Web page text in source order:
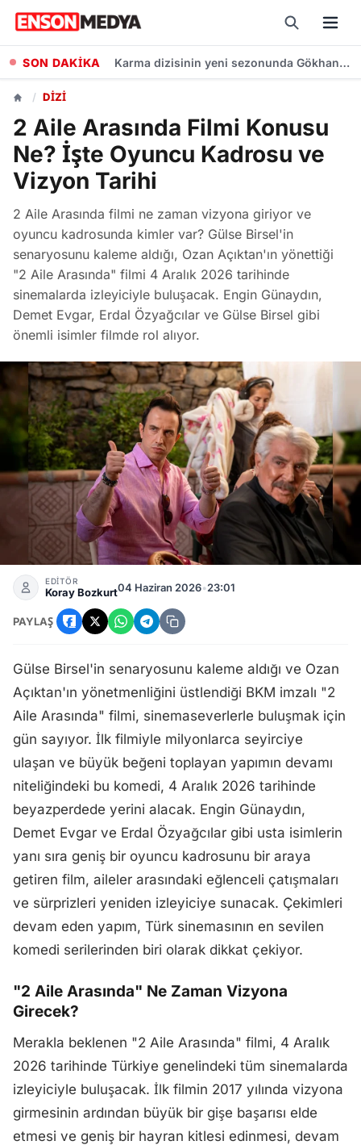
SON DAKİKA Mudanya'da 10 Mahalleye Kesintisiz Su İçin Yeni Depo Projesinde Yüzde 70 İlerleme
/ DIZI
2 Aile Arasında Filmi Konusu
Ne? İşte Oyuncu Kadrosu ve
Vizyon Tarihi
2 Aile Arasında filmi ne zaman vizyona giriyor ve
oyuncu kadrosunda kimler var? Gülse Birsel'in
senaryosunu kaleme aldığı, Ozan Açıktan'ın yönettiği
"2 Aile Arasında" filmi 4 Aralık 2026 tarihinde
sinemalarda izleyiciyle buluşacak. Engin Günaydın,
Demet Evgar, Erdal Özyağcılar ve Gülse Birsel gibi
önemli isimler filmde rol alıyor.
2 Aile Arasında Filmi Ne Zaman Vizyona Girecek, Oyuncu
EDİTÖR
Koray Bozkurt04 Haziran 2026•23:01
PAYLAŞ
Gülse Birsel'in senaryosunu kaleme aldığı ve Ozan
Açıktan'ın yönetmenliğini üstlendiği BKM imzalı "2
Aile Arasında" filmi, sinemaseverlerle buluşmak için
gün sayıyor. İlk filmiyle milyonlarca seyirciye
ulaşan ve büyük beğeni toplayan yapımın devamı
niteliğindeki bu komedi, 4 Aralık 2026 tarihinde
beyazperdede yerini alacak. Engin Günaydın,
Demet Evgar ve Erdal Özyağcılar gibi usta isimlerin
yanı sıra geniş bir oyuncu kadrosunu bir araya
getiren film, aileler arasındaki eğlenceli çatışmaları
ve sürprizleri yeniden izleyiciye sunacak. Çekimleri
devam eden yapım, Türk sinemasının en sevilen
komedi serilerinden biri olarak dikkat çekiyor.
"2 Aile Arasında" Ne Zaman Vizyona
Girecek?
Merakla beklenen "2 Aile Arasında" filmi, 4 Aralık
2026 tarihinde Türkiye genelindeki tüm sinemalarda
izleyiciyle buluşacak. İlk filmin 2017 yılında vizyona
girmesinin ardından büyük bir gişe başarısı elde
etmesi ve geniş bir hayran kitlesi edinmesi, devam